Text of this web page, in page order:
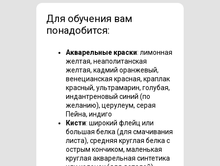
Для обучения вам
понадобится:
Акварельные краски: лимонная
желтая, неаполитанская
желтая, кадмий оранжевый,
венецианская красная, краплак
красный, ультрамарин, голубая,
индантреновый синий (по
желанию), церулеум, серая
Пейна, индиго
Кисти: широкий флейц или
большая белка (для смачивания
листа), средняя круглая белка с
острым кончиком, маленькая
круглая акварельная синтетика